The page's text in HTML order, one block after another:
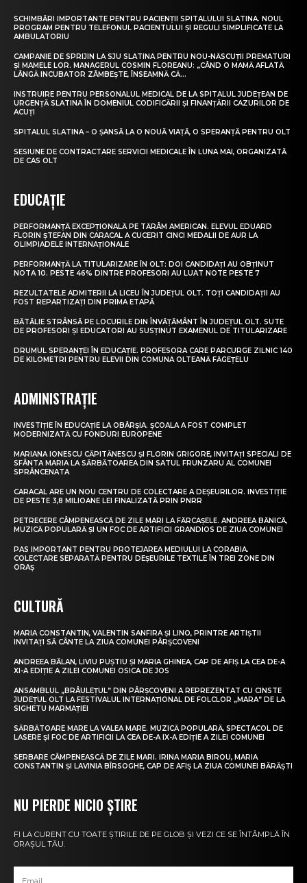
SCHIMBĂRI IMPORTANTE PENTRU PACIENȚII SPITALULUI SLATINA. NOUL
PROGRAM PENTRU TELEFONUL PACIENTULUI ȘI REGULI SIMPLIFICATE LA
AMBULATORIU
CAMPANIE DE SPRIJIN LA SJU SLATINA PENTRU NOU-NĂSCUȚII PREMATURI
ȘI MAMELE LOR. MANAGERUL COSMIN FLOREANU: „CÂND O MAMĂ AFLATĂ
LÂNGĂ INCUBATOR ZÂMBEȘTE, ÎNSEAMNĂ CĂ...
INSTRUIRE PENTRU PERSONALUL MEDICAL DE LA SPITALUL JUDEȚEAN DE
URGENȚĂ SLATINA ÎN DOMENIUL CODIFICĂRII ȘI FINANȚĂRII CAZURILOR DE
ACUȚI
SPITALUL SLATINA – O ȘANSĂ LA O NOUĂ VIAȚĂ, O SPERANȚĂ PENTRU OLT
SESIUNE DE CONTRACTARE SERVICII MEDICALE ÎN LUNA MAI, ORGANIZATĂ
DE CAS OLT
EDUCAȚIE
PERFORMANȚĂ EXCEPȚIONALĂ PE TĂRÂM AMERICAN. ELEVUL EDUARD
FLORIN ȘTEFAN DIN CARACAL A CUCERIT CINCI MEDALII DE AUR LA
OLIMPIADELE INTERNAȚIONALE
PERFORMANȚĂ LA TITULARIZARE ÎN OLT: DOI CANDIDAȚI AU OBȚINUT
NOTA 10. PESTE 46% DINTRE PROFESORI AU LUAT NOTE PESTE 7
REZULTATELE ADMITERII LA LICEU ÎN JUDEȚUL OLT. TOȚI CANDIDAȚII AU
FOST REPARTIZAȚI DIN PRIMA ETAPĂ
BĂTĂLIE STRÂNSĂ PE LOCURILE DIN ÎNVĂȚĂMÂNT ÎN JUDEȚUL OLT. SUTE
DE PROFESORI ȘI EDUCATORI AU SUSȚINUT EXAMENUL DE TITULARIZARE
DRUMUL SPERANȚEI ÎN EDUCAȚIE. PROFESORA CARE PARCURGE ZILNIC 140
DE KILOMETRI PENTRU ELEVII DIN COMUNA OLTEANĂ FĂGEȚELU
ADMINISTRAȚIE
INVESTIȚIE ÎN EDUCAȚIE LA OBÂRȘIA. ȘCOALA A FOST COMPLET
MODERNIZATĂ CU FONDURI EUROPENE
MARIANA IONESCU CĂPITĂNESCU ȘI FLORIN GRIGORE, INVITAȚI SPECIALI DE
SFÂNTA MARIA LA SĂRBĂTOAREA DIN SATUL FRUNZARU AL COMUNEI
SPRÂNCENATA
CARACAL ARE UN NOU CENTRU DE COLECTARE A DEȘEURILOR. INVESTIȚIE
DE PESTE 3,8 MILIOANE LEI FINALIZATĂ PRIN PNRR
PETRECERE CÂMPENEASCĂ DE ZILE MARI LA FĂRCAȘELE. ANDREEA BĂNICĂ,
MUZICĂ POPULARĂ ȘI UN FOC DE ARTIFICII GRANDIOS DE ZIUA COMUNEI
PAS IMPORTANT PENTRU PROTEJAREA MEDIULUI LA CORABIA.
COLECTARE SEPARATĂ PENTRU DEȘEURILE TEXTILE ÎN TREI ZONE DIN
ORAȘ
CULTURĂ
MARIA CONSTANTIN, VALENTIN SANFIRA ȘI LINO, PRINTRE ARTIȘTII
INVITAȚI SĂ CÂNTE LA ZIUA COMUNEI PÂRȘCOVENI
ANDREEA BĂLAN, LIVIU PUȘTIU ȘI MARIA GHINEA, CAP DE AFIȘ LA CEA DE-A
XI-A EDIȚIE A ZILEI COMUNEI OSICA DE JOS
ANSAMBLUL „BRÂULEȚUL” DIN PÂRȘCOVENI A REPREZENTAT CU CINSTE
JUDEȚUL OLT LA FESTIVALUL INTERNAȚIONAL DE FOLCLOR „MARA” DE LA
SIGHETU MARMAȚIEI
SĂRBĂTOARE MARE LA VALEA MARE. MUZICĂ POPULARĂ, SPECTACOL DE
LASERE ȘI FOC DE ARTIFICII LA CEA DE-A IX-A EDIȚIE A ZILEI COMUNEI
SERBARE CÂMPENEASCĂ DE ZILE MARI. IRINA MARIA BIROU, MARIA
CONSTANTIN ȘI LAVINIA BÎRSOGHE, CAP DE AFIȘ LA ZIUA COMUNEI BĂRĂȘTI
NU PIERDE NICIO ȘTIRE
FI LA CURENT CU TOATE ȘTIRILE DE PE GLOB ȘI VEZI CE SE ÎNTÂMPLĂ ÎN
ORAȘUL TĂU.